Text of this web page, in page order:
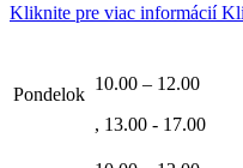
Kliknite pre viac informácií
Pondelok
10.00 – 12.00
, 13.00 - 17.00